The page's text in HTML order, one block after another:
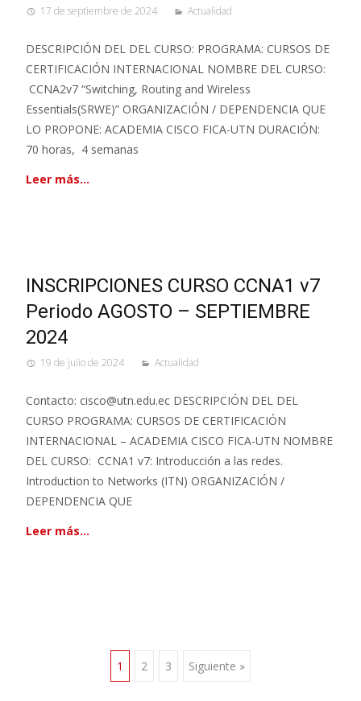
17 de septiembre de 2024 Actualidad
DESCRIPCIÓN DEL DEL CURSO: PROGRAMA: CURSOS DE
CERTIFICACIÓN INTERNACIONAL NOMBRE DEL CURSO:
CCNA2v7 “Switching, Routing and Wireless
Essentials(SRWE)” ORGANIZACIÓN / DEPENDENCIA QUE
LO PROPONE: ACADEMIA CISCO FICA-UTN DURACIÓN:
70 horas, 4 semanas
Leer más…
INSCRIPCIONES CURSO CCNA1 v7
Periodo AGOSTO – SEPTIEMBRE
2024
19 de julio de 2024 Actualidad
Contacto: cisco@utn.edu.ec DESCRIPCIÓN DEL DEL
CURSO PROGRAMA: CURSOS DE CERTIFICACIÓN
INTERNACIONAL – ACADEMIA CISCO FICA-UTN NOMBRE
DEL CURSO: CCNA1 v7: Introducción a las redes.
Introduction to Networks (ITN) ORGANIZACIÓN /
DEPENDENCIA QUE
Leer más…
Navegación
1 2 3 Siguiente »